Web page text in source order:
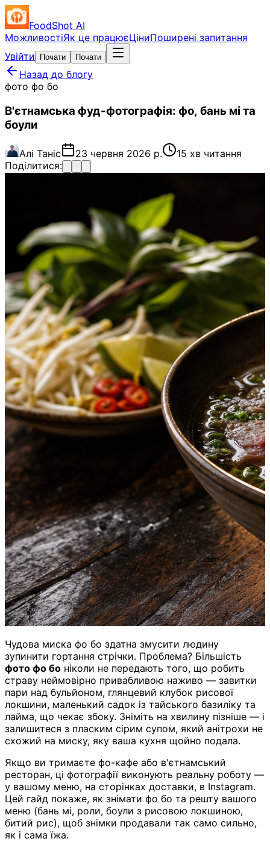
FoodShot AI
МожливостіЯк це працюєЦіниПоширені запитання
Увійти
Почати Почати
Назад до блогу
фото фо бо
В'єтнамська фуд-фотографія: фо, бань мі та
боули
Алі Таніс 23 червня 2026 р.
15 хв читання
Поділитися:
Чудова миска фо бо здатна змусити людину
зупинити гортання стрічки. Проблема? Більшість
фото фо бо ніколи не передають того, що робить
страву неймовірно привабливою наживо — завитки
пари над бульйоном, глянцевий клубок рисової
локшини, маленький садок із тайського базиліку та
лайма, що чекає збоку. Зніміть на хвилину пізніше — і
залишитеся з пласким сірим супом, який анітрохи не
схожий на миску, яку ваша кухня щойно подала.
Якщо ви тримаєте фо-кафе або в'єтнамський
ресторан, ці фотографії виконують реальну роботу —
у вашому меню, на сторінках доставки, в Instagram.
Цей гайд покаже, як знімати фо бо та решту вашого
меню (бань мі, роли, боули з рисовою локшиною,
битий рис), щоб знімки продавали так само сильно,
як і сама їжа.